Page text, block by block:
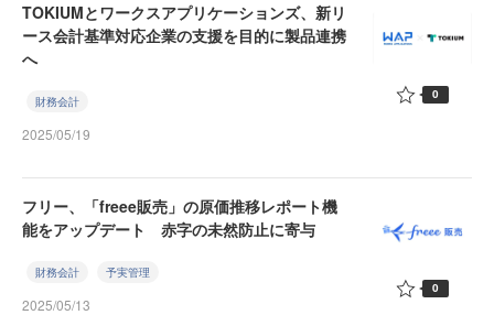
TOKIUMとワークスアプリケーションズ、新リ
ース会計基準対応企業の支援を目的に製品連携
へ
財務会計
2025/05/19
0
フリー、「freee販売」の原価推移レポート機
能をアップデート 赤字の未然防止に寄与
財務会計 予実管理
2025/05/13
0